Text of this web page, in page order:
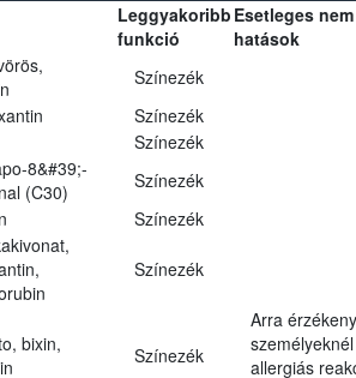
Leggyakoribb
funkció
Esetleges
hatások
Színezék
Színezék
Színezék
8&#39;-
(C30)
Színezék
Színezék
Színezék
bixin,
Színezék
Arra érzékeny
személyeknél
allergiás